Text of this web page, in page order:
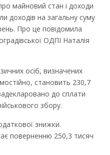
майновий стан і доходи
доходів на загальну суму
Про це повідомила
ОДПІ Наталія
осіб, визначених
становить 230,7
до сплати
збору.
знижки.
поверненню 250,3 тисяч